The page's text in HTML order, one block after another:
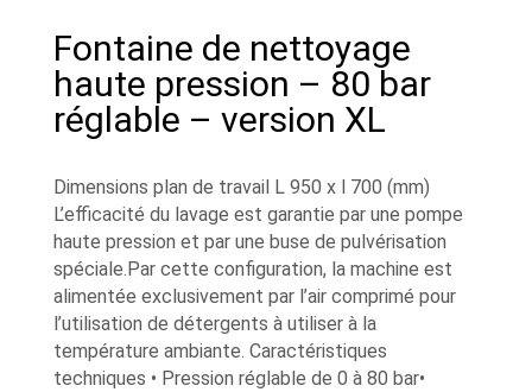
Fontaine de nettoyage
haute pression – 80 bar
réglable – version XL
Dimensions plan de travail L 950 x l 700 (mm)
L’efficacité du lavage est garantie par une pompe
haute pression et par une buse de pulvérisation
spéciale.Par cette configuration, la machine est
alimentée exclusivement par l’air comprimé pour
l’utilisation de détergents à utiliser à la
température ambiante. Caractéristiques
techniques • Pression réglable de 0 à 80 bar•